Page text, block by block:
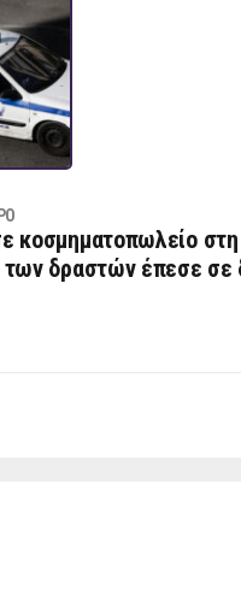
κοσμηματοπωλείο στη
των δραστών έπεσε σε